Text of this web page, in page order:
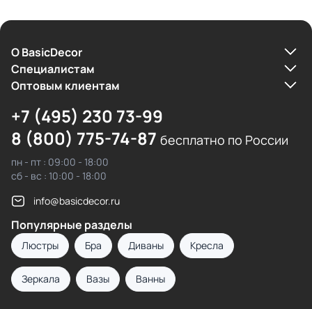
О BasicDecor
Cпециалистам
Оптовым клиентам
+7 (495) 230 73-99
8 (800) 775-74-87 бесплатно по России
пн - пт : 09:00 - 18:00
сб - вс : 10:00 - 18:00
info@basicdecor.ru
Популярные разделы
Люстры Бра Диваны Кресла
Зеркала Вазы Ванны